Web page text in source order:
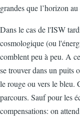
grandes que l’horizon
Dans le cas de l'ISW
cosmologique (ou
comblent peu à peu. A
se trouver dans un puits
le rouge ou vers le bleu.
parcours. Sauf pour les
compensations: on